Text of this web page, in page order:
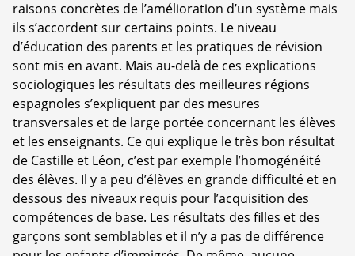
raisons concrètes de l’amélioration d’un système mais
ils s’accordent sur certains points. Le niveau
d’éducation des parents et les pratiques de révision
sont mis en avant. Mais au-delà de ces explications
sociologiques les résultats des meilleures régions
espagnoles s’expliquent par des mesures
transversales et de large portée concernant les élèves
et les enseignants. Ce qui explique le très bon résultat
de Castille et Léon, c’est par exemple l’homogénéité
des élèves. Il y a peu d’élèves en grande difficulté et en
dessous des niveaux requis pour l’acquisition des
compétences de base. Les résultats des filles et des
garçons sont semblables et il n’y a pas de différence